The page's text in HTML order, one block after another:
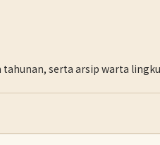
serta arsip warta